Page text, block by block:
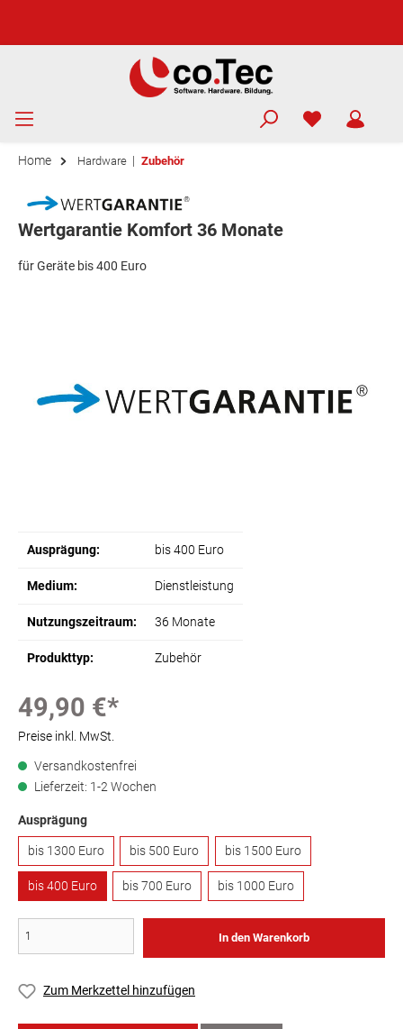
Home Hardware | Zubehör
Wertgarantie Komfort 36 Monate
für Geräte bis 400 Euro
Ausprägung: bis 400 Euro
Medium: Dienstleistung
Nutzungszeitraum: 36 Monate
Produkttyp: Zubehör
49,90 €*
Preise inkl. MwSt.
Versandkostenfrei
Lieferzeit: 1-2 Wochen
Ausprägung
bis 1300 Euro
bis 500 Euro bis 1500 Euro
bis 400 Euro bis 700 Euro bis 1000 Euro
In den Warenkorb
Zum Merkzettel hinzufügen